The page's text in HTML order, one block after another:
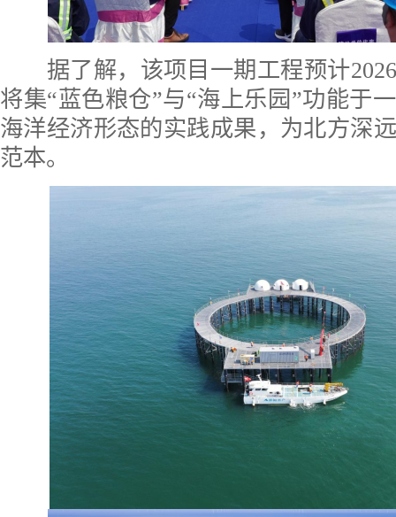
据了解，该项目一期工程预计
将集“蓝色粮仓”与“海上乐园”功能于
海洋经济形态的实践成果，为北方深
范本。